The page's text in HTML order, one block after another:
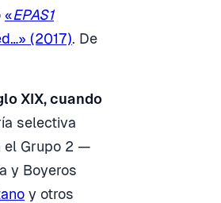
«EPAS1
(2017). De
XIX, cuando
selectiva
el Grupo 2 —
y Boyeros
y otros